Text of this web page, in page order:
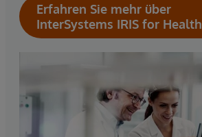
Erfahren Sie mehr über
InterSystems IRIS for Health